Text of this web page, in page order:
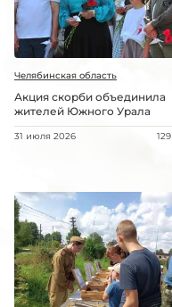
Челябинская область
Акция скорби объединила
жителей Южного Урала
31 июля 2026 129